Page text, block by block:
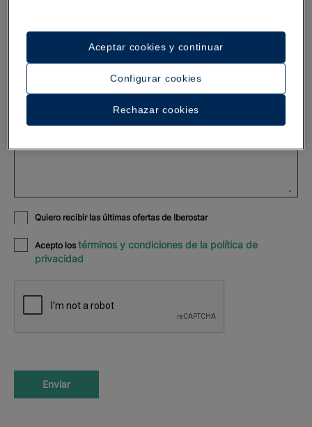
MENSAJE
Quiero recibir las últimas ofertas de Iberostar
Acepto los términos y condiciones de la política de
privacidad
Enviar
Configurar cookies
Rechazar cookies
Aceptar cookies y continuar